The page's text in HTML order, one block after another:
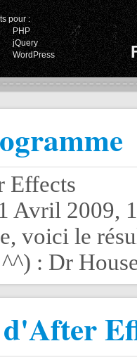
pour :
PHP
jQuery
WordPress
Effects
Avril 2009,
voici le
: Dr